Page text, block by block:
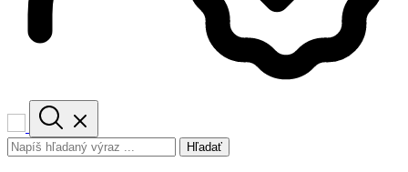
Hľadať